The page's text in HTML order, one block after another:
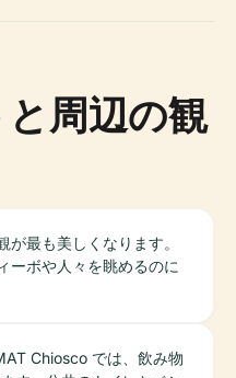
周辺の観
が最も美しくなります。
ーボや人々を眺めるのに
Chiosco では、飲み物